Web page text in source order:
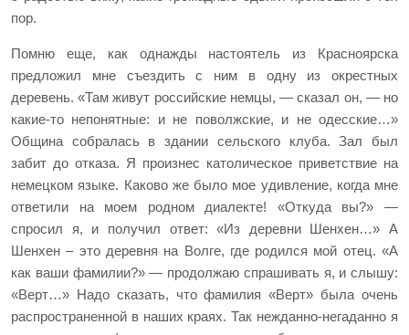
пор.
Помню еще, как однажды настоятель из Красноярска
предложил мне съездить с ним в одну из окрестных
деревень. «Там живут российские немцы, — сказал он, — но
какие-то непонятные: и не поволжские, и не одесские…»
Община собралась в здании сельского клуба. Зал был
забит до отказа. Я произнес католическое приветствие на
немецком языке. Каково же было мое удивление, когда мне
ответили на моем родном диалекте! «Откуда вы?» —
спросил я, и получил ответ: «Из деревни Шенхен…» А
Шенхен – это деревня на Волге, где родился мой отец. «А
как ваши фамилии?» — продолжаю спрашивать я, и слышу:
«Верт…» Надо сказать, что фамилия «Верт» была очень
распространенной в наших краях. Так нежданно-негаданно я